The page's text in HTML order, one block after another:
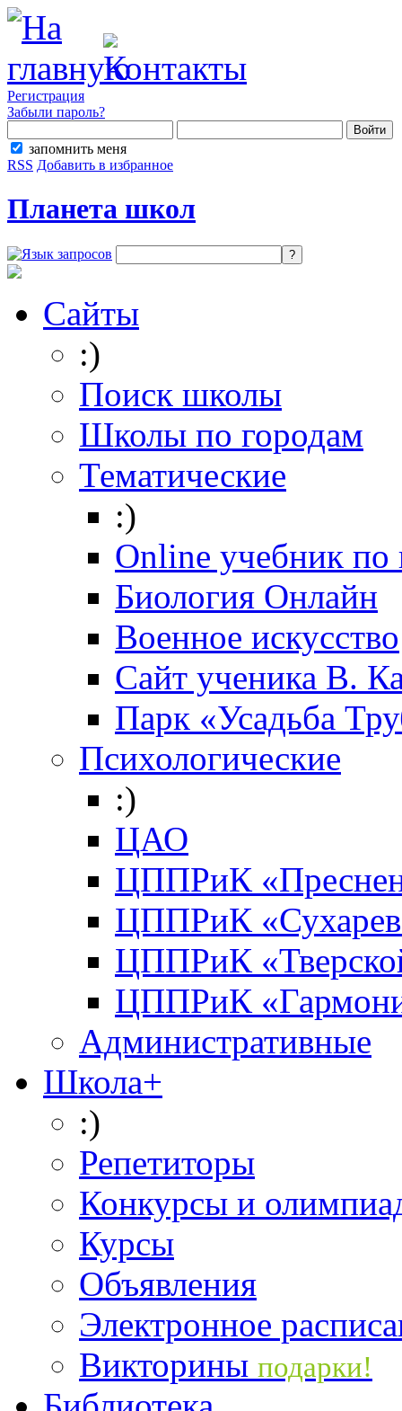
Регистрация
Забыли пароль?
запомнить меня
RSS Добавить в избранное
Планета школ
Сайты
:)
Поиск школы
Школы по городам
Тематические
:)
Online учебник по
Биология Онлайн
Военное искусство
Cайт ученика В.
Парк «Усадьба
Психологические
:)
ЦАО
ЦППРиК
ЦППРиК
ЦППРиК
ЦППРиК
Административные
Школа+
:)
Репетиторы
Конкурсы и
Курсы
Объявления
Электронное
Викторины подарки!